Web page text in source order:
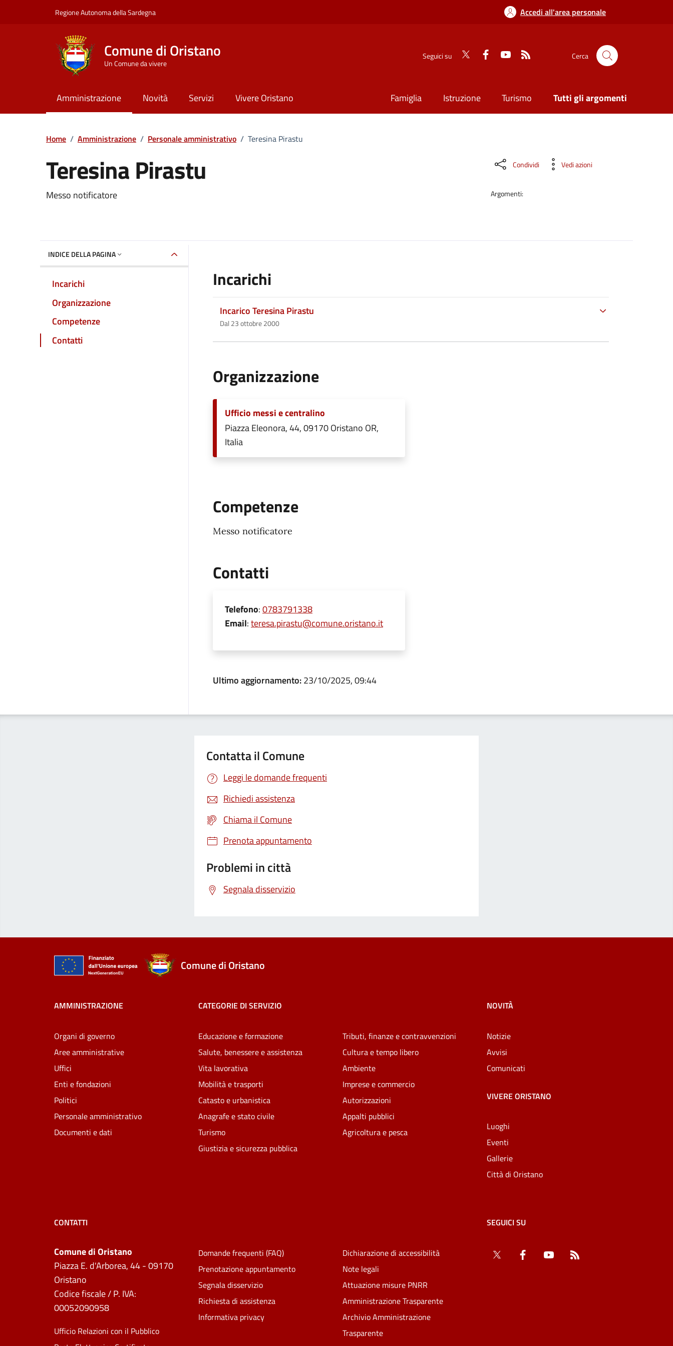
Regione Autonoma della Sardegna Accedi all'area personale
Comune di Oristano
Un Comune da vivere
Seguici su Cerca
Amministrazione Novità Servizi Vivere Oristano Famiglia Istruzione Turismo Tutti gli argomenti
Home / Amministrazione / Personale amministrativo / Teresina Pirastu
Teresina Pirastu
Dettaglio della persona
Messo notificatore
Condividi Vedi azioni
Argomenti:
INDICE DELLA PAGINA
Incarichi
Organizzazione
Competenze
Contatti
Incarichi
Incarico Teresina Pirastu
Dal 23 ottobre 2000
Organizzazione
Ufficio messi e centralino
Piazza Eleonora, 44, 09170 Oristano OR,
Italia
Competenze
Messo notificatore
Contatti
Telefono:0783791338
Email:teresa.pirastu@comune.oristano.it
Ultimo aggiornamento:23/10/2025, 09:44
Contatta il Comune
Leggi le domande frequenti
Richiedi assistenza
Chiama il Comune
Prenota appuntamento
Problemi in città
Segnala disservizio
Comune di Oristano
AMMINISTRAZIONE
Organi di governo
Aree amministrative
Uffici
Enti e fondazioni
Politici
Personale amministrativo
Documenti e dati
CATEGORIE DI SERVIZIO
Educazione e formazione
Salute, benessere e assistenza
Vita lavorativa
Mobilità e trasporti
Catasto e urbanistica
Anagrafe e stato civile
Turismo
Giustizia e sicurezza pubblica
Tributi, finanze e contravvenzioni
Cultura e tempo libero
Ambiente
Imprese e commercio
Autorizzazioni
Appalti pubblici
Agricoltura e pesca
NOVITÀ
Notizie
Avvisi
Comunicati
VIVERE ORISTANO
Luoghi
Eventi
Gallerie
Città di Oristano
CONTATTI
Comune di Oristano
Piazza E. d'Arborea, 44 - 09170
Oristano
Codice fiscale / P. IVA:
00052090958
Ufficio Relazioni con il Pubblico
Domande frequenti (FAQ)
Prenotazione appuntamento
Segnala disservizio
Richiesta di assistenza
Informativa privacy
Dichiarazione di accessibilità
Note legali
Attuazione misure PNRR
Amministrazione Trasparente
Archivio Amministrazione
Trasparente
SEGUICI SU
Twitter Facebook YouTube